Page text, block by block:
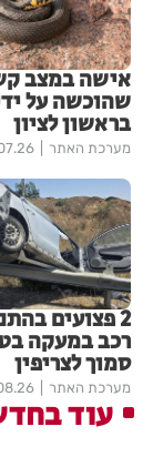
אישה במצב
שהוכשה על
בראשון לציון
מערכת האתר
2 פצועים
רכב במעקה
סמוך לצריפין
מערכת האתר
עוד